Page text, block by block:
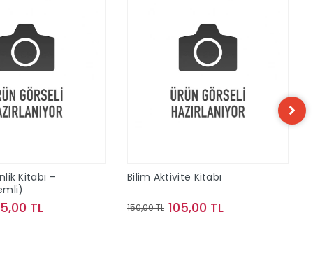
Kitabı –
TL
Bilim Aktivite Kitabı
150,00 TL 105,00 TL